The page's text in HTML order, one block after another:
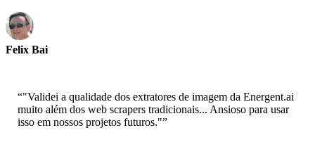
Felix Bai
“"Validei a qualidade dos extratores de imagem da Energent.ai
muito além dos web scrapers tradicionais... Ansioso para usar
isso em nossos projetos futuros."”